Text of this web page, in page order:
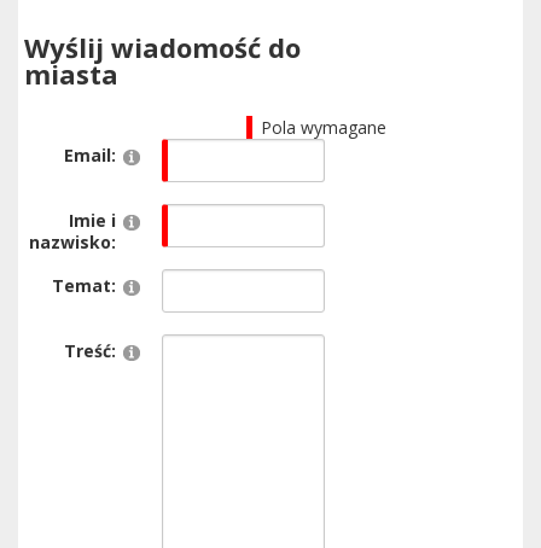
Wyślij wiadomość do
miasta
Pola wymagane
Email:
Imie i
nazwisko:
Temat:
Treść: